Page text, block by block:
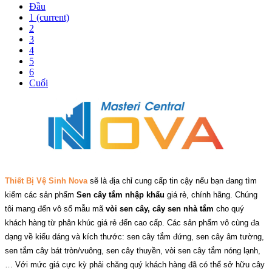
Đầu
1 (current)
2
3
4
5
6
Cuối
Thiết Bị Vệ Sinh Nova sẽ là địa chỉ cung cấp tin cậy nếu bạn đang tìm
kiếm các sản phẩm Sen cây tắm nhập khẩu giá rẻ, chính hãng. Chúng
tôi mang đến vô số mẫu mã vòi sen cây, cây sen nhà tắm cho quý
khách hàng từ phân khúc giá rẻ đến cao cấp. Các sản phẩm vô cùng đa
dạng về kiểu dáng và kích thước: sen cây tắm đứng, sen cây âm tường,
sen tắm cây bát tròn/vuông, sen cây thuyền, vòi sen cây tắm nóng lạnh,
… Với mức giá cực kỳ phải chăng quý khách hàng đã có thể sở hữu cây